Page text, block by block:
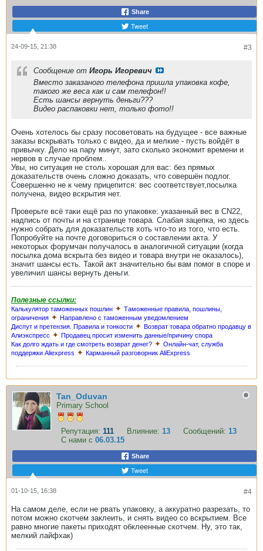
Share
Tweet
#3
24-09-15, 21:38
Сообщение от Игорь Игоревич
Вместо заказаного телефона пришла упаковка кофе,
такого же веса как и сам телефон!!
Есть шансы вернуть деньги???
Видео распаковки нет, только фото!!
Очень хотелось бы сразу посоветовать на будущее - все важные
заказы вскрывать только с видео, да и мелкие - пусть войдёт в
привычку. Дело на пару минут, зато сколько экономит времени и
нервов в случае проблем..
Увы, но ситуация не столь хорошая для вас: без прямых
доказательств очень сложно доказать, что совершён подлог.
Совершенно не к чему прицепится: вес соответствует,посылка
получена, видео вскрытия нет.
Проверьте всё таки ещё раз по упаковке: указанный вес в CN22,
надпись от почты и на странице товара. Слабая зацепка, но здесь
нужно собрать для доказательств хоть что-то из того, что есть.
Попробуйте на почте договориться о составлении акта. У
некоторых форумчан получалось в аналогичной ситуации (когда
посылка дома вскрыта без видео и товара внутри не оказалось),
значит шансы есть. Такой акт значительно бы вам помог в споре и
увеличил шансы вернуть деньги.
Полезные ссылки:
Калькулятор таможенных пошлин ✦ Таможенные правила, пошлины,
ограничения ✦ Направлено с таможенным уведомлением
Диспут и претензия. Правила и тонкости ✦ Возврат товара обратно продавцу в
Алиэкспресс ✦ Продавец просит изменить данные/причину спора
Как долго ждать и где смотреть возврат денег? ✦ Онлайн-чат, служба
поддержки Aliexpress ✦ Карманный разговорник AliExpress
Tan_Oduvan
Primary School
Репутация: 111 Влияние: 13 Сообщений: 13
С нами с 06.03.15
Share
Tweet
#4
01-10-15, 16:38
На самом деле, если не рвать упаковку, а аккуратно разрезать, то
потом можно скотчем заклеить, и снять видео со вскрытием. Все
равно многие пакеты приходят обклеенные скотчем. Ну, это так,
мелкий лайфхак)